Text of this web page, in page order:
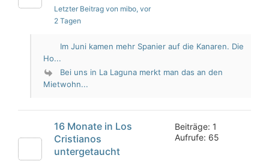
Letzter Beitrag von mibo, vor
2 Tagen
Im Juni kamen mehr Spanier auf die Kanaren. Die
Ho...
Bei uns in La Laguna merkt man das an den
Mietwohn...
16 Monate in Los
Cristianos
untergetaucht
Beiträge: 1
Aufrufe: 65